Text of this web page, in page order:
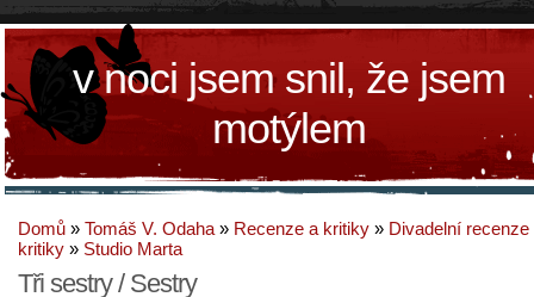
v noci jsem snil, že jsem
motýlem
Domů » Tomáš V. Odaha » Recenze a kritiky » Divadelní recenze
kritiky » Studio Marta
Tři sestry / Sestry